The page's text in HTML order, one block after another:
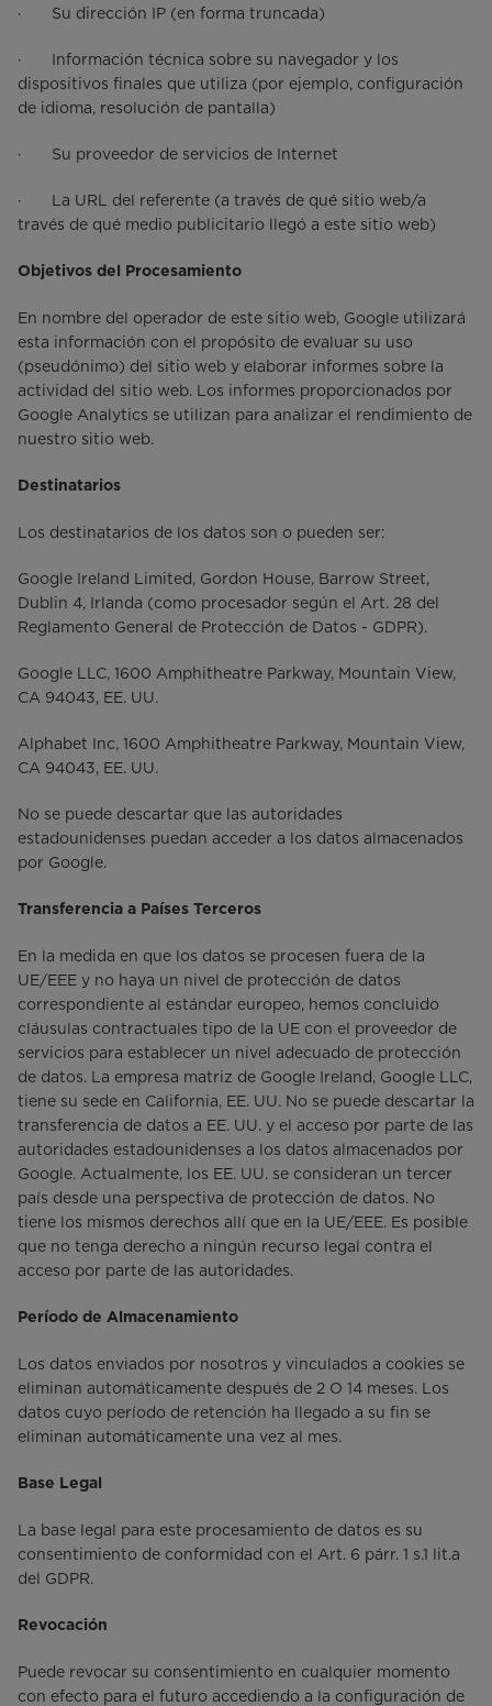
· Su dirección IP (en forma truncada)
· Información técnica sobre su navegador y los
dispositivos finales que utiliza (por ejemplo, configuración
de idioma, resolución de pantalla)
· Su proveedor de servicios de Internet
· La URL del referente (a través de qué sitio web/a
través de qué medio publicitario llegó a este sitio web)
Objetivos del Procesamiento
En nombre del operador de este sitio web, Google utilizará
esta información con el propósito de evaluar su uso
(pseudónimo) del sitio web y elaborar informes sobre la
actividad del sitio web. Los informes proporcionados por
Google Analytics se utilizan para analizar el rendimiento de
nuestro sitio web.
Destinatarios
Los destinatarios de los datos son o pueden ser:
Google Ireland Limited, Gordon House, Barrow Street,
Dublin 4, Irlanda (como procesador según el Art. 28 del
Reglamento General de Protección de Datos - GDPR).
Google LLC, 1600 Amphitheatre Parkway, Mountain View,
CA 94043, EE. UU.
Alphabet Inc, 1600 Amphitheatre Parkway, Mountain View,
CA 94043, EE. UU.
No se puede descartar que las autoridades
estadounidenses puedan acceder a los datos almacenados
por Google.
Transferencia a Países Terceros
En la medida en que los datos se procesen fuera de la
UE/EEE y no haya un nivel de protección de datos
correspondiente al estándar europeo, hemos concluido
cláusulas contractuales tipo de la UE con el proveedor de
servicios para establecer un nivel adecuado de protección
de datos. La empresa matriz de Google Ireland, Google LLC,
tiene su sede en California, EE. UU. No se puede descartar la
transferencia de datos a EE. UU. y el acceso por parte de las
autoridades estadounidenses a los datos almacenados por
Google. Actualmente, los EE. UU. se consideran un tercer
país desde una perspectiva de protección de datos. No
tiene los mismos derechos allí que en la UE/EEE. Es posible
que no tenga derecho a ningún recurso legal contra el
acceso por parte de las autoridades.
Período de Almacenamiento
Los datos enviados por nosotros y vinculados a cookies se
eliminan automáticamente después de 2 O 14 meses. Los
datos cuyo período de retención ha llegado a su fin se
eliminan automáticamente una vez al mes.
Base Legal
La base legal para este procesamiento de datos es su
consentimiento de conformidad con el Art. 6 párr. 1 s.1 lit.a
del GDPR.
Revocación
Puede revocar su consentimiento en cualquier momento
con efecto para el futuro accediendo a la configuración de